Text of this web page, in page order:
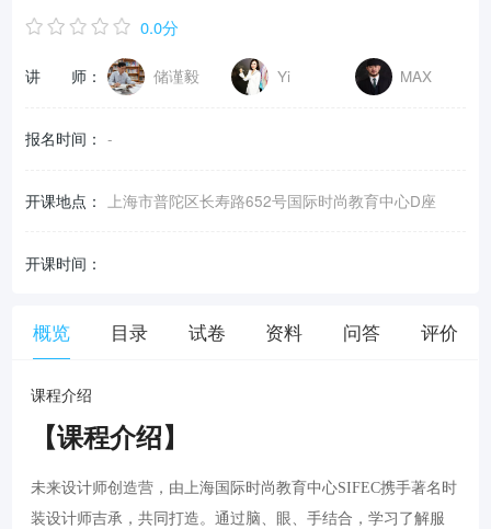
0.0分
讲 师： 储谨毅 Yi MAX
报名时间： -
开课地点： 上海市普陀区长寿路652号国际时尚教育中心D座
开课时间：
概览 目录 试卷 资料 问答 评价
课程介绍
【课程介绍】
未来设计师创造营，由上海国际时尚教育中心SIFEC携手著名时
装设计师吉承，共同打造。通过脑、眼、手结合，学习了解服